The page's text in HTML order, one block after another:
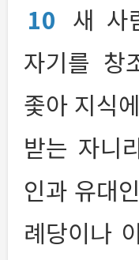
10 새 사
자기를 창
좇아 지식
받는 자니
인과 유대
례당이나